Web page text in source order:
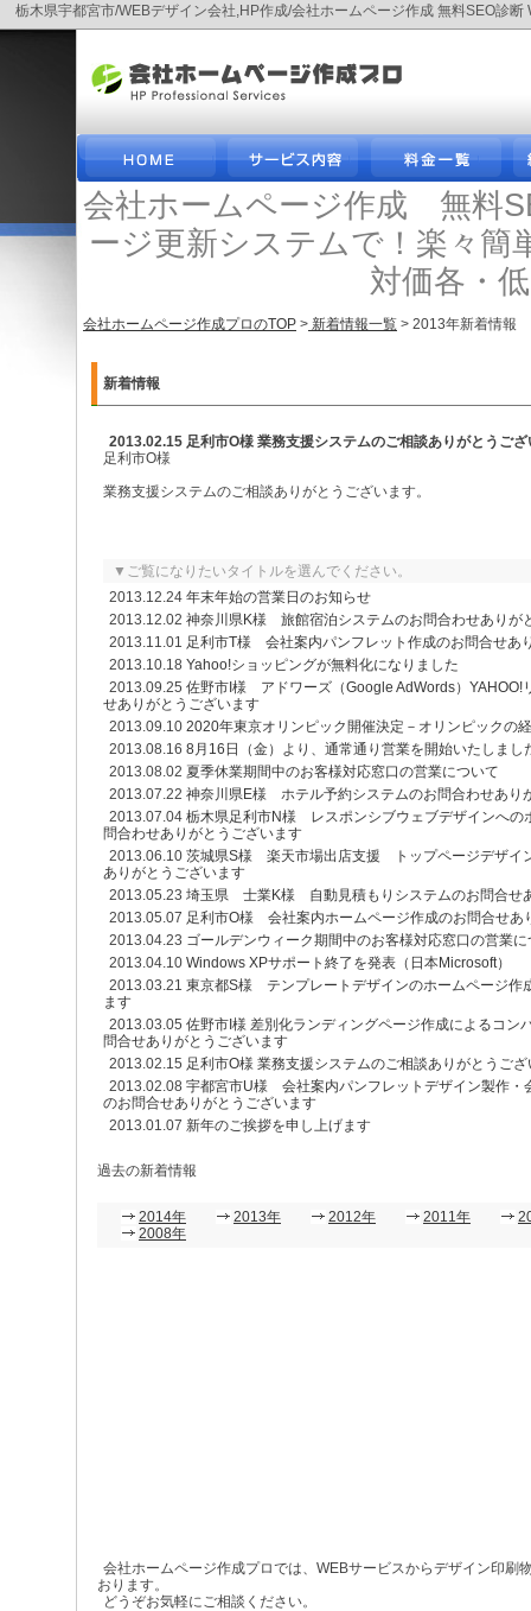
栃木県宇都宮市/WEBデザイン会社,HP作成/会社ホームページ作成 無料SEO
会社ホームページ作成 無料
ージ更新システムで！楽々簡
対価各・
会社ホームページ作成プロのTOP > 新着情報一覧 > 2013年新着情報
新着情報
2013.02.15 足利市O様 業務支援システムのご相談ありがとうござ
足利市O様
業務支援システムのご相談ありがとうございます。
▼ご覧になりたいタイトルを選んでください。
2013.12.24 年末年始の営業日のお知らせ
2013.12.02 神奈川県K様 旅館宿泊システムのお問合わせありが
2013.11.01 足利市T様 会社案内パンフレット作成のお問合せあ
2013.10.18 Yahoo!ショッピングが無料化になりました
2013.09.25 佐野市I様 アドワーズ（Google AdWords）YAHOO!
せありがとうございます
2013.09.10 2020年東京オリンピック開催決定－オリンピックの
2013.08.16 8月16日（金）より、通常通り営業を開始いたしまし
2013.08.02 夏季休業期間中のお客様対応窓口の営業について
2013.07.22 神奈川県E様 ホテル予約システムのお問合わせあり
2013.07.04 栃木県足利市N様 レスポンシブウェブデザインへの
問合わせありがとうございます
2013.06.10 茨城県S様 楽天市場出店支援 トップページデザイ
ありがとうございます
2013.05.23 埼玉県 士業K様 自動見積もりシステムのお問合せ
2013.05.07 足利市O様 会社案内ホームページ作成のお問合せあ
2013.04.23 ゴールデンウィーク期間中のお客様対応窓口の営業に
2013.04.10 Windows XPサポート終了を発表（日本Microsoft）
2013.03.21 東京都S様 テンプレートデザインのホームページ作
ます
2013.03.05 佐野市I様 差別化ランディングページ作成によるコン
問合せありがとうございます
2013.02.15 足利市O様 業務支援システムのご相談ありがとうござ
2013.02.08 宇都宮市U様 会社案内パンフレットデザイン製作・
のお問合せありがとうございます
2013.01.07 新年のご挨拶を申し上げます
過去の新着情報
2014年 2013年 2012年 2011年
2008年
会社ホームページ作成プロでは、WEBサービスからデザイン印刷
おります。
どうぞお気軽にご相談ください。